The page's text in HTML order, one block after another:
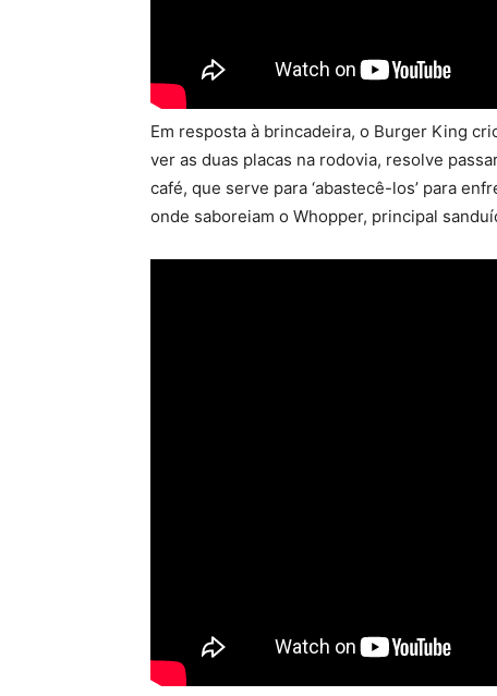
Em resposta à brincadeira, o Burger King
ver as duas placas na rodovia, resolve
café, que serve para ‘abastecê-los’ para
onde saboreiam o Whopper, principal